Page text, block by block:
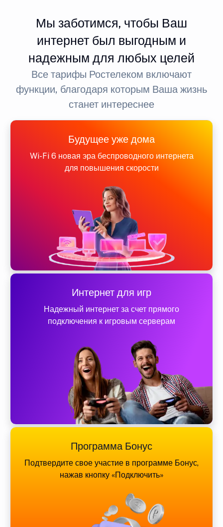
Мы заботимся, чтобы Ваш
интернет был выгодным и
надежным для любых целей
Все тарифы Ростелеком включают
функции, благодаря которым Ваша жизнь
станет интереснее
Будущее уже дома
Wi-Fi 6 новая эра беспроводного интернета
для повышения скорости
Интернет для игр
Надежный интернет за счет прямого
подключения к игровым серверам
Программа Бонус
Подтвердите свое участие в программе Бонус,
нажав кнопку «Подключить»